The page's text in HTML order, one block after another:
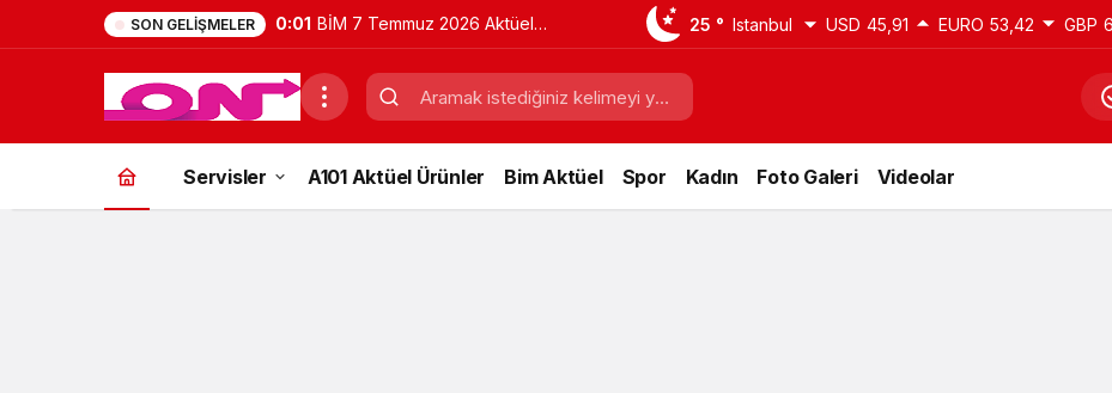
SON GELIŞMELER 0:01 BİM 7 Temmuz 2026 Aktüel
Ürünler Kataloğu | Bu Hafta
İndirimde Olan Ürünler
25 ° Istanbul USD 45,91 EURO 53,42 GBP
Servisler A101 Aktüel Ürünler Bim Aktüel Spor Kadın Foto Galeri Videolar